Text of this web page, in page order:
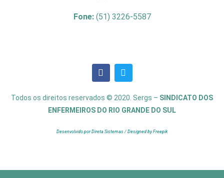
Fone: (51) 3226-5587
Todos os direitos reservados © 2020. Sergs – SINDICATO DOS
ENFERMEIROS DO RIO GRANDE DO SUL
Desenvolvido por Direta Sistemas / Designed by Freepik